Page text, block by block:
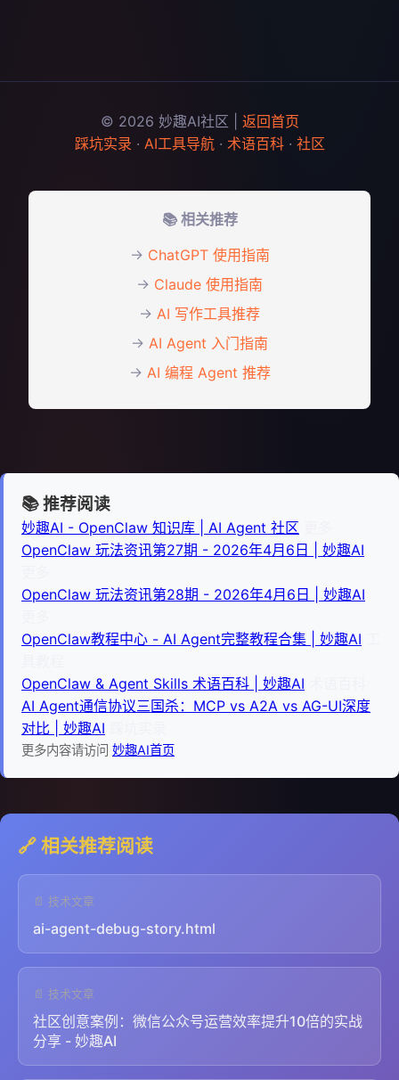
© 2026 妙趣AI社区 | 返回首页
踩坑实录 · AI工具导航· 术语百科· 社区
📚 相关推荐
→ ChatGPT 使用指南
→ Claude 使用指南
→ AI 写作工具推荐
→ AI Agent 入门指南
→ AI 编程 Agent 推荐
📚 推荐阅读
妙趣AI - OpenClaw 知识库 | AI Agent 社区
OpenClaw 玩法资讯第27期 - 2026年4月6日 | 妙趣AI
OpenClaw 玩法资讯第28期 - 2026年4月6日 | 妙趣AI
OpenClaw教程中心 - AI Agent完整教程合集 | 妙趣AI
OpenClaw & Agent Skills 术语百科 | 妙趣AI
AI Agent通信协议三国杀：MCP vs A2A vs AG-UI深度
对比 | 妙趣AI
更多内容请访问 妙趣AI首页
🔗 相关推荐阅读
📄 技术文章
ai-agent-debug-story.html
📄 技术文章
社区创意案例：微信公众号运营效率提升10倍的实战
分享 - 妙趣AI